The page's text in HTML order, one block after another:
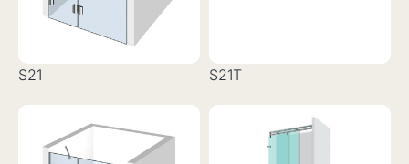
S21 S21T